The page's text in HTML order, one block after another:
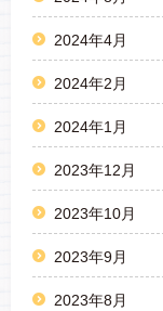
2024年4月
2024年2月
2024年1月
2023年12月
2023年10月
2023年9月
2023年8月